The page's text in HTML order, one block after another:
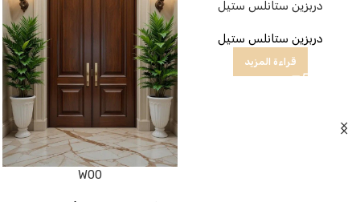
دربزين ستانلس ستيل
دربزين ستانلس ستيل
قراءة المزيد
W00